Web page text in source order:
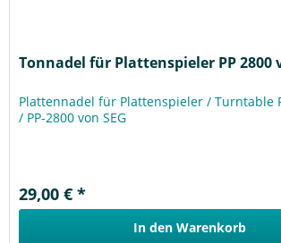
Tonnadel für Plattenspieler PP 2800
Plattennadel für Plattenspieler / Turntable
/ PP-2800 von SEG
29,00 € *
In den Warenkorb